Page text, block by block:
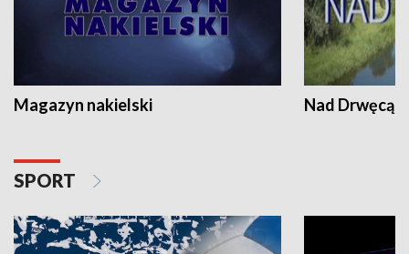
Magazyn nakielski Nad Drwęcą
SPORT